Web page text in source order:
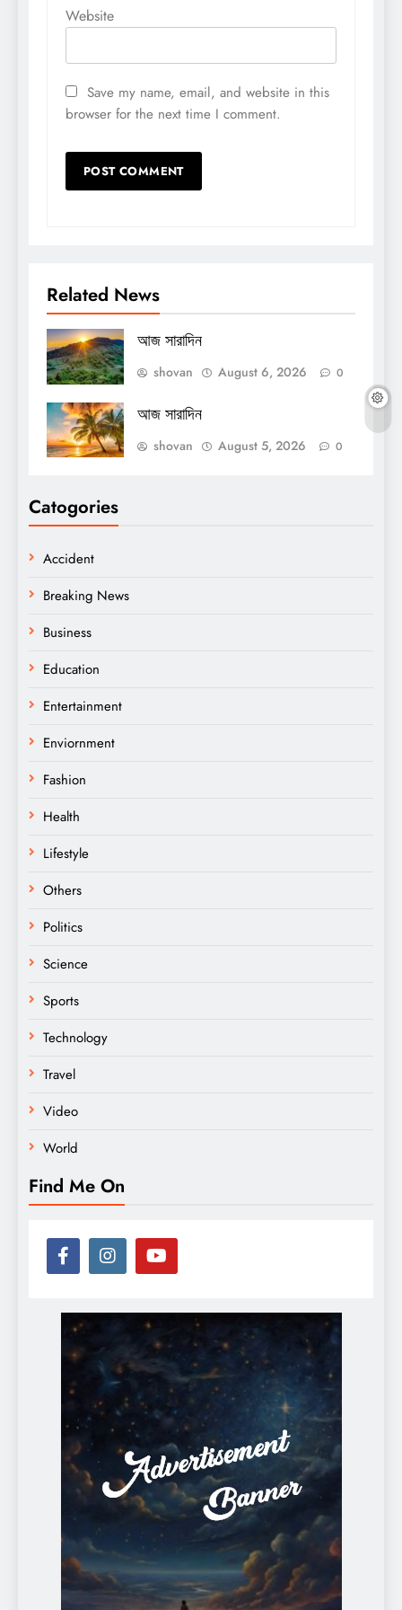
Website
Save my name, email, and website in this
browser for the next time I comment.
Related News
আজ সারাদিন
shovan August 6, 2026 0
আজ সারাদিন
shovan August 5, 2026 0
Catogories
Accident
Breaking News
Business
Education
Entertainment
Enviornment
Fashion
Health
Lifestyle
Others
Politics
Science
Sports
Technology
Travel
Video
World
Find Me On